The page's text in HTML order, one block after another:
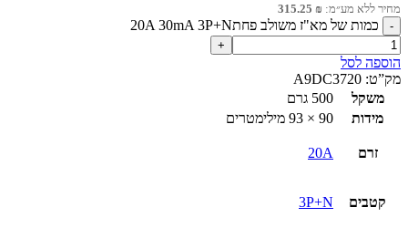
מחיר ללא מע״מ: 315.25 ₪
כמות של מא"ז משולב פחת20A 30mA 3P+N
הוספה לסל
מק”ט: A9DC3720
משקל
500 גרם
מידות
90 × 93 מילימטרים
זרם 20A
קטבים 3P+N